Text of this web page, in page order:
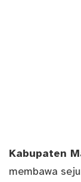
Kabupaten
membawa